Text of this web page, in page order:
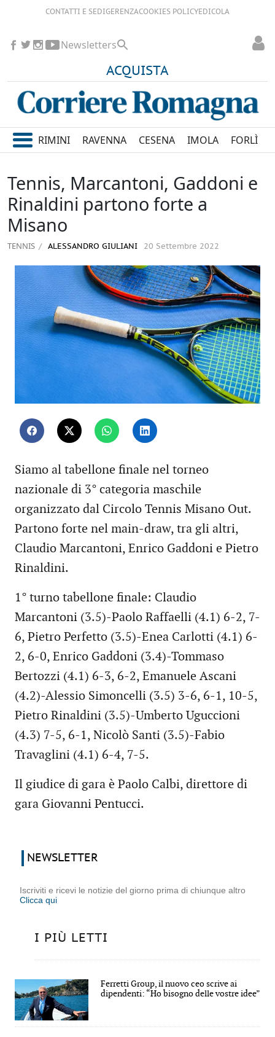
CONTATTI E SEDIGERENZACOOKIES POLICYEDICOLA
ACQUISTA
Newsletters
RIMINI RAVENNA CESENA IMOLA FORLÌ
Tennis, Marcantoni, Gaddoni e
Rinaldini partono forte a
Misano
TENNIS ALESSANDRO GIULIANI 20 Settembre 2022
Siamo al tabellone finale nel torneo
nazionale di 3° categoria maschile
organizzato dal Circolo Tennis Misano Out.
Partono forte nel main-draw, tra gli altri,
Claudio Marcantoni, Enrico Gaddoni e Pietro
Rinaldini.
1° turno tabellone finale: Claudio
Marcantoni (3.5)-Paolo Raffaelli (4.1) 6-2, 7-
6, Pietro Perfetto (3.5)-Enea Carlotti (4.1) 6-
2, 6-0, Enrico Gaddoni (3.4)-Tommaso
Bertozzi (4.1) 6-3, 6-2, Emanuele Ascani
(4.2)-Alessio Simoncelli (3.5) 3-6, 6-1, 10-5,
Pietro Rinaldini (3.5)-Umberto Uguccioni
(4.3) 7-5, 6-1, Nicolò Santi (3.5)-Fabio
Travaglini (4.1) 6-4, 7-5.
Il giudice di gara è Paolo Calbi, direttore di
gara Giovanni Pentucci.
NEWSLETTER
Iscriviti e ricevi le notizie del giorno prima di chiunque altro
Clicca qui
I PIÙ LETTI
Ferretti Group, il nuovo ceo scrive ai
dipendenti: “Ho bisogno delle vostre idee”